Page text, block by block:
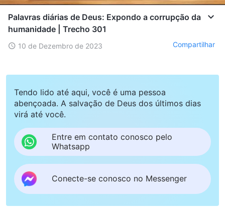
Palavras diárias de Deus: Expondo a corrupção da
humanidade | Trecho 301
10 de Dezembro de 2023 Compartilhar
Tendo lido até aqui, você é uma pessoa
abençoada. A salvação de Deus dos últimos dias
virá até você.
Entre em contato conosco pelo
Whatsapp
Conecte-se conosco no Messenger